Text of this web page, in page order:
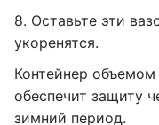
8. Оставьте эти
укоренятся.
Контейнер
обеспечит защиту
зимний период.